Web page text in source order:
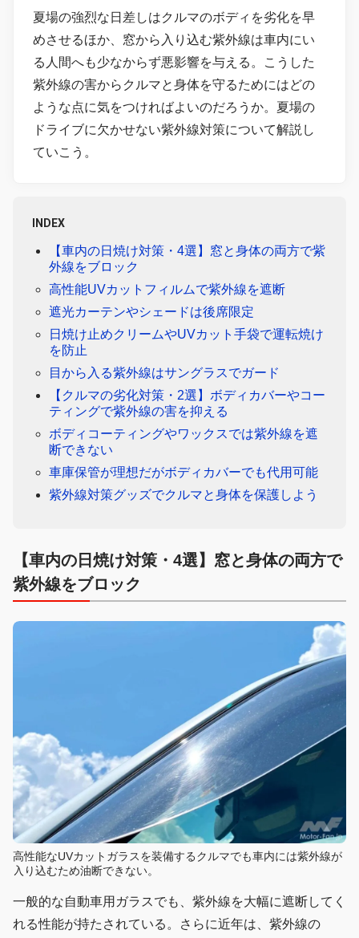
夏場の強烈な日差しはクルマのボディを劣化を早
めさせるほか、窓から入り込む紫外線は車内にい
る人間へも少なからず悪影響を与える。こうした
紫外線の害からクルマと身体を守るためにはどの
ような点に気をつければよいのだろうか。夏場の
ドライブに欠かせない紫外線対策について解説し
ていこう。
INDEX
【車内の日焼け対策・4選】窓と身体の両方で紫
外線をブロック
高性能UVカットフィルムで紫外線を遮断
遮光カーテンやシェードは後席限定
日焼け止めクリームやUVカット手袋で運転焼け
を防止
目から入る紫外線はサングラスでガード
【クルマの劣化対策・2選】ボディカバーやコー
ティングで紫外線の害を抑える
ボディコーティングやワックスでは紫外線を遮
断できない
車庫保管が理想だがボディカバーでも代用可能
紫外線対策グッズでクルマと身体を保護しよう
【車内の日焼け対策・4選】窓と身体の両方で
紫外線をブロック
高性能なUVカットガラスを装備するクルマでも車内には紫外線が
入り込むため油断できない。
一般的な自動車用ガラスでも、紫外線を大幅に遮断してく
れる性能が持たされている。さらに近年は、紫外線の